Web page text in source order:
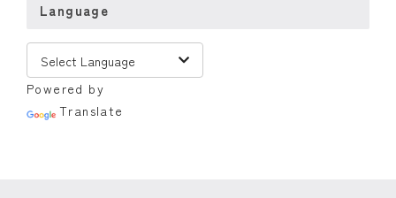
Language
Powered by
Translate